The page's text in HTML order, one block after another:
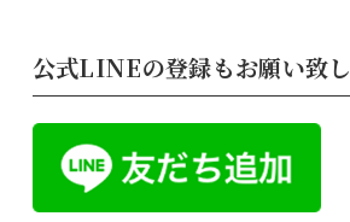
公式LINEの登録もお願い致し